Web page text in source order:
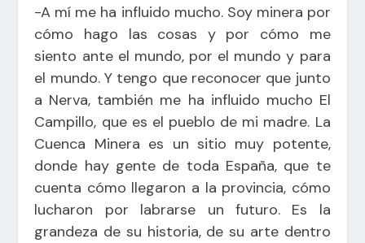
-A mí me ha influido mucho. Soy minera por
cómo hago las cosas y por cómo me
siento ante el mundo, por el mundo y para
el mundo. Y tengo que reconocer que junto
a Nerva, también me ha influido mucho El
Campillo, que es el pueblo de mi madre. La
Cuenca Minera es un sitio muy potente,
donde hay gente de toda España, que te
cuenta cómo llegaron a la provincia, cómo
lucharon por labrarse un futuro. Es la
grandeza de su historia, de su arte dentro